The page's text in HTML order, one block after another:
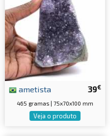
39€
ametista
465 gramas | 75x70x100 mm
Veja o produto